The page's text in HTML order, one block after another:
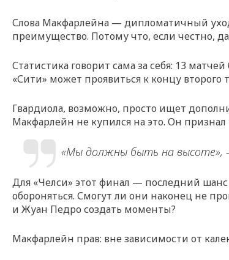
Слова Макфарлейна — дипломатичный уход
преимущество. Потому что, если честно,
Статистика говорит сама за себя: 13
«Сити» может проявиться к концу
Гвардиола, возможно, просто ищет
Макфарлейн не купился на это. Он признал
«Мы должны быть на высоте»,
Для «Челси» этот финал — последний шанс
обороняться. Смогут ли они наконец не
и Жуан Педро создать моменты?
Макфарлейн прав: вне зависимости от